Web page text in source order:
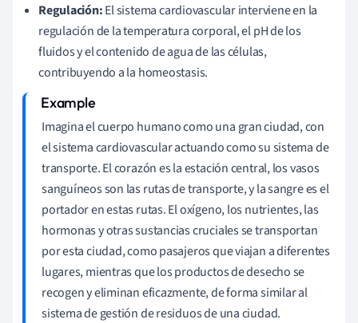
Regulación:El sistema cardiovascular interviene en la
regulación de la temperatura corporal, el pH de los
fluidos y el contenido de agua de las células,
contribuyendo a la homeostasis.
Imagina el cuerpo humano como una gran ciudad, con
el sistema cardiovascular actuando como su sistema de
transporte. El corazón es la estación central, los vasos
sanguíneos son las rutas de transporte, y la sangre es el
portador en estas rutas. El oxígeno, los nutrientes, las
hormonas y otras sustancias cruciales se transportan
por esta ciudad, como pasajeros que viajan a diferentes
lugares, mientras que los productos de desecho se
recogen y eliminan eficazmente, de forma similar al
sistema de gestión de residuos de una ciudad.